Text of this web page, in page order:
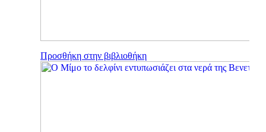
Προσθήκη στην βιβλιοθήκη